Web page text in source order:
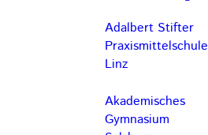
Adalbert Stifter
Praxismittelschule
Linz
Akademisches
Gymnasium